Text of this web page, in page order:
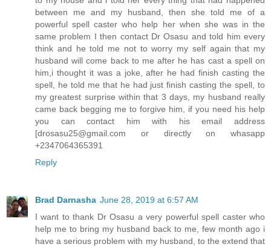
between me and my husband, then she told me of a
powerful spell caster who help her when she was in the
same problem I then contact Dr Osasu and told him every
think and he told me not to worry my self again that my
husband will come back to me after he has cast a spell on
him,i thought it was a joke, after he had finish casting the
spell, he told me that he had just finish casting the spell, to
my greatest surprise within that 3 days, my husband really
came back begging me to forgive him, if you need his help
you can contact him with his email address
[drosasu25@gmail.com or directly on whasapp
+2347064365391
Reply
Brad Darnasha June 28, 2019 at 6:57 AM
I want to thank Dr Osasu a very powerful spell caster who
help me to bring my husband back to me, few month ago i
have a serious problem with my husband, to the extend that